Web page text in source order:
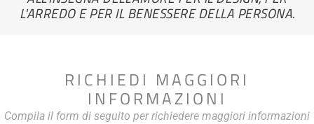
L'ARREDO E PER IL BENESSERE DELLA PERSONA.
RICHIEDI MAGGIORI
INFORMAZIONI
Compila il form di seguito per richiedere maggiori informazioni